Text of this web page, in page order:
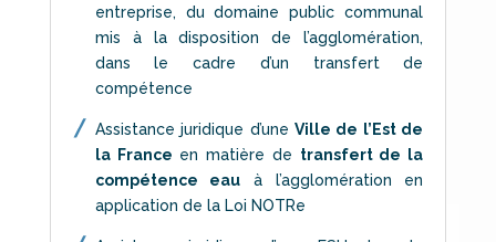
entreprise, du domaine public communal
mis à la disposition de l’agglomération,
dans le cadre d’un transfert de
compétence
Assistance juridique d’une Ville de l’Est de
la France en matière de transfert de la
compétence eau à l’agglomération en
application de la Loi NOTRe